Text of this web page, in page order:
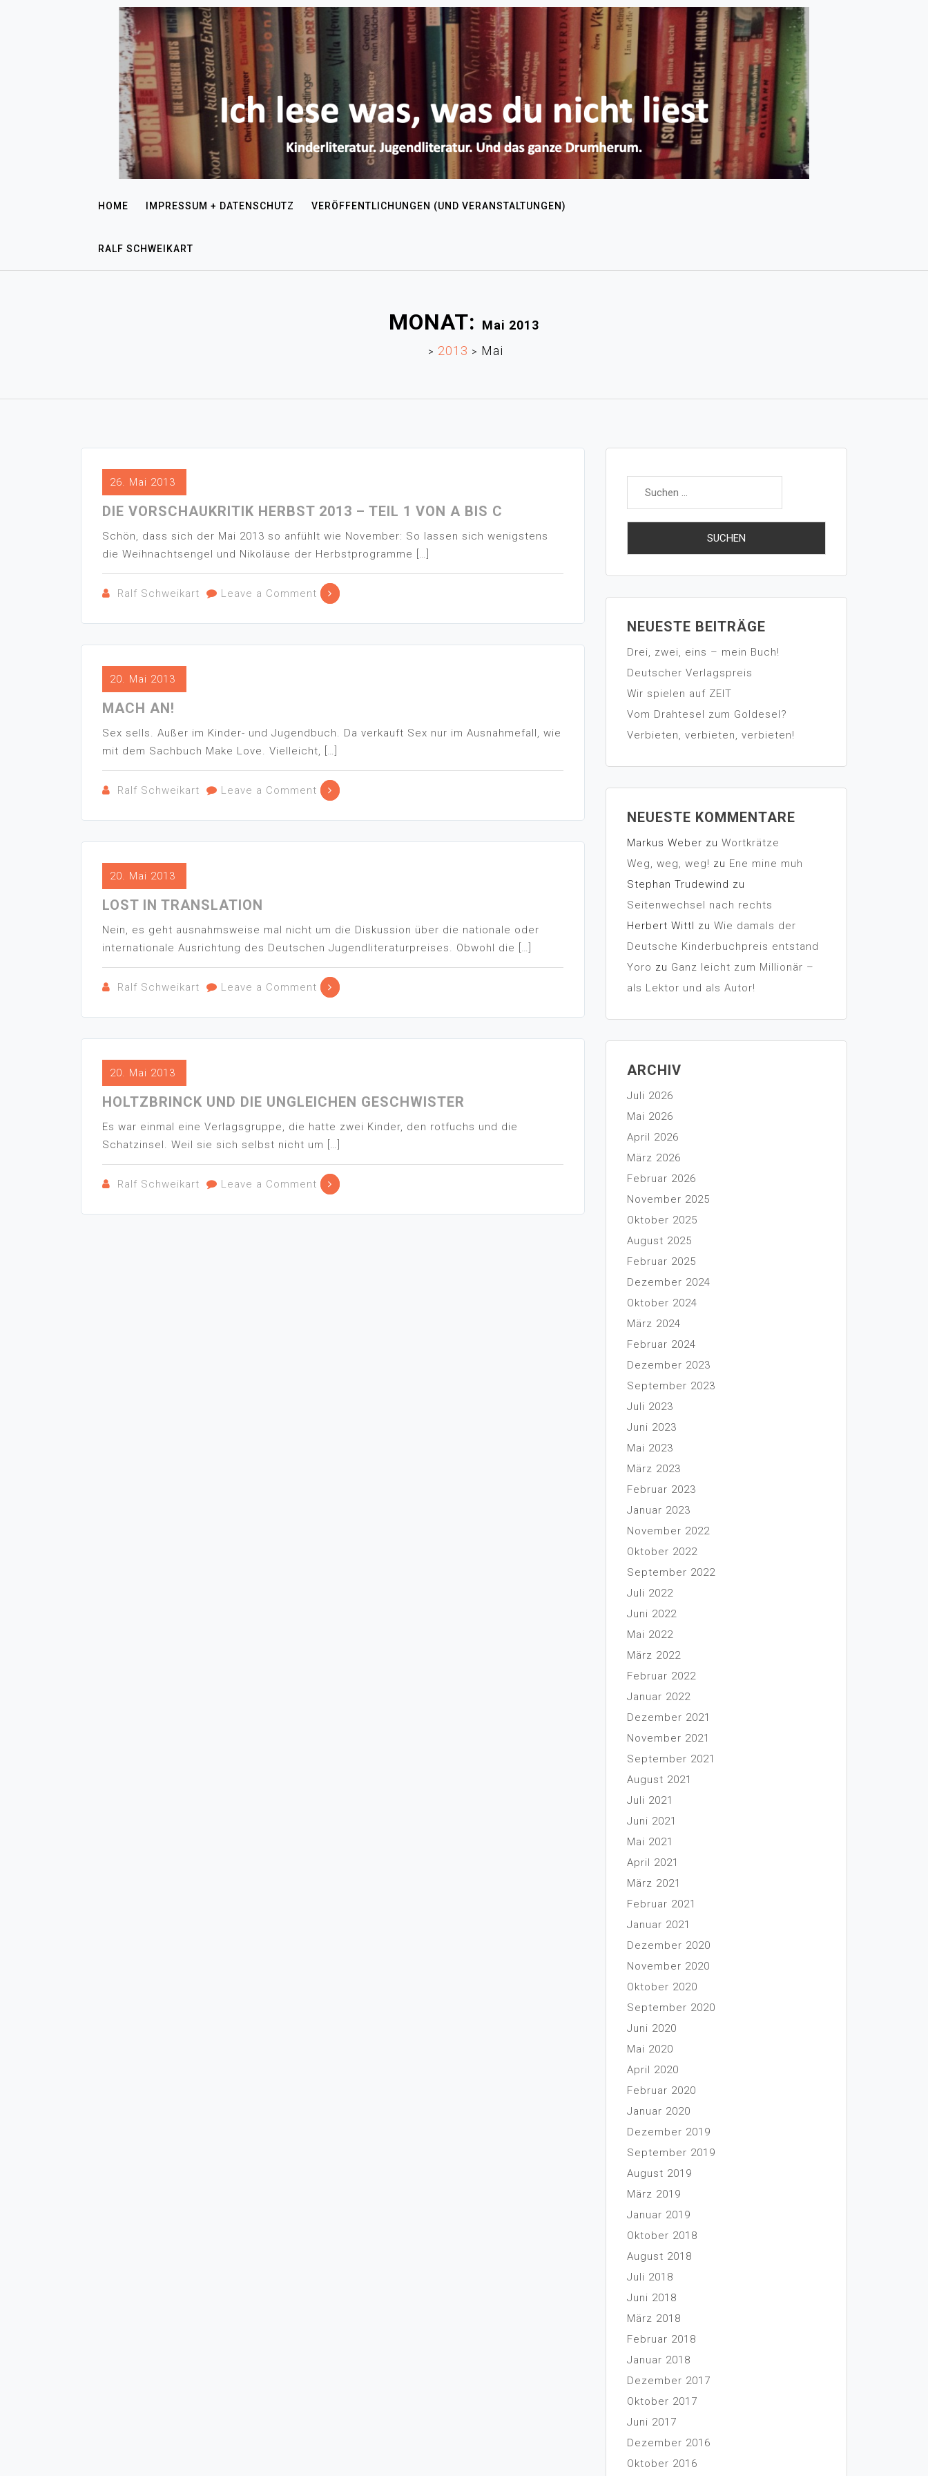
HOME IMPRESSUM + DATENSCHUTZ VERÖFFENTLICHUNGEN (UND VERANSTALTUNGEN)
RALF SCHWEIKART
MONAT: Mai 2013
> 2013 > Mai
26. Mai 2013
DIE VORSCHAUKRITIK HERBST 2013 – TEIL 1 VON A BIS C
Schön, dass sich der Mai 2013 so anfühlt wie November: So lassen sich wenigstens
die Weihnachtsengel und Nikoläuse der Herbstprogramme […]
Ralf Schweikart Leave a Comment
20. Mai 2013
MACH AN!
Sex sells. Außer im Kinder- und Jugendbuch. Da verkauft Sex nur im Ausnahmefall, wie
mit dem Sachbuch Make Love. Vielleicht, […]
Ralf Schweikart Leave a Comment
20. Mai 2013
LOST IN TRANSLATION
Nein, es geht ausnahmsweise mal nicht um die Diskussion über die nationale oder
internationale Ausrichtung des Deutschen Jugendliteraturpreises. Obwohl die […]
Ralf Schweikart Leave a Comment
20. Mai 2013
HOLTZBRINCK UND DIE UNGLEICHEN GESCHWISTER
Es war einmal eine Verlagsgruppe, die hatte zwei Kinder, den rotfuchs und die
Schatzinsel. Weil sie sich selbst nicht um […]
Ralf Schweikart Leave a Comment
NEUESTE BEITRÄGE
Drei, zwei, eins – mein Buch!
Deutscher Verlagspreis
Wir spielen auf ZEIT
Vom Drahtesel zum Goldesel?
Verbieten, verbieten, verbieten!
NEUESTE KOMMENTARE
Markus Weber zu Wortkrätze
Weg, weg, weg! zu Ene mine muh
Stephan Trudewind zu
Seitenwechsel nach rechts
Herbert Wittl zu Wie damals der
Deutsche Kinderbuchpreis entstand
Yoro zu Ganz leicht zum Millionär –
als Lektor und als Autor!
ARCHIV
Juli 2026
Mai 2026
April 2026
März 2026
Februar 2026
November 2025
Oktober 2025
August 2025
Februar 2025
Dezember 2024
Oktober 2024
März 2024
Februar 2024
Dezember 2023
September 2023
Juli 2023
Juni 2023
Mai 2023
März 2023
Februar 2023
Januar 2023
November 2022
Oktober 2022
September 2022
Juli 2022
Juni 2022
Mai 2022
März 2022
Februar 2022
Januar 2022
Dezember 2021
November 2021
September 2021
August 2021
Juli 2021
Juni 2021
Mai 2021
April 2021
März 2021
Februar 2021
Januar 2021
Dezember 2020
November 2020
Oktober 2020
September 2020
Juni 2020
Mai 2020
April 2020
Februar 2020
Januar 2020
Dezember 2019
September 2019
August 2019
März 2019
Januar 2019
Oktober 2018
August 2018
Juli 2018
Juni 2018
März 2018
Februar 2018
Januar 2018
Dezember 2017
Oktober 2017
Juni 2017
Dezember 2016
Oktober 2016